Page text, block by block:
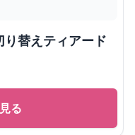
替えティアード
る